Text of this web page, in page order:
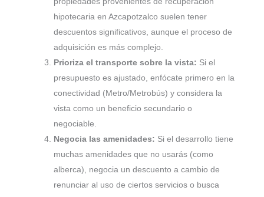
hipotecaria en Azcapotzalco suelen tener
descuentos significativos, aunque el proceso de
adquisición es más complejo.
Prioriza el transporte sobre la vista: Si el
presupuesto es ajustado, enfócate primero en la
conectividad (Metro/Metrobús) y considera la
vista como un beneficio secundario o
negociable.
Negocia las amenidades: Si el desarrollo tiene
muchas amenidades que no usarás (como
alberca), negocia un descuento a cambio de
renunciar al uso de ciertos servicios o busca